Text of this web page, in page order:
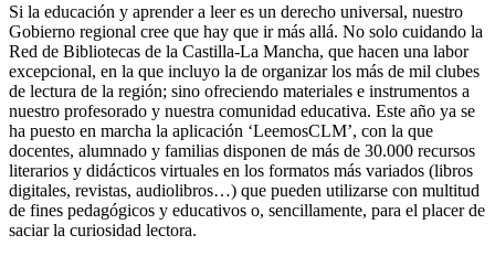
Si la educación y aprender a leer es un derecho universal, nuestro
Gobierno regional cree que hay que ir más allá. No solo cuidando la
Red de Bibliotecas de la Castilla-La Mancha, que hacen una labor
excepcional, en la que incluyo la de organizar los más de mil clubes
de lectura de la región; sino ofreciendo materiales e instrumentos a
nuestro profesorado y nuestra comunidad educativa. Este año ya se
ha puesto en marcha la aplicación ‘LeemosCLM’, con la que
docentes, alumnado y familias disponen de más de 30.000 recursos
literarios y didácticos virtuales en los formatos más variados (libros
digitales, revistas, audiolibros…) que pueden utilizarse con multitud
de fines pedagógicos y educativos o, sencillamente, para el placer de
saciar la curiosidad lectora.